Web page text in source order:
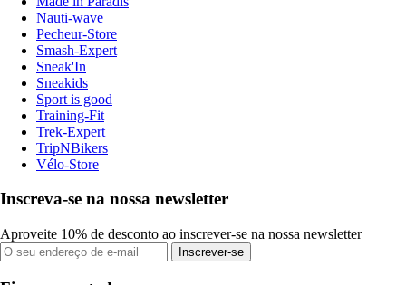
Nauti-wave
Pecheur-Store
Smash-Expert
Sneak'In
Sneakids
Sport is good
Training-Fit
Trek-Expert
TripNBikers
Vélo-Store
Inscreva-se na nossa newsletter
Aproveite 10% de desconto ao inscrever-se na nossa newsletter
Inscrever-se